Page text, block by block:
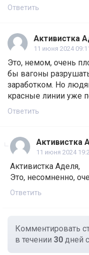
Ответить
Активистка
11 июня 2024
Это, немом, очень
бы вагоны
заработком. Но
красные линии уже
Ответить
Активистка
11 июня 2024
Активистка Аделя,
Это, несомненно,
Ответить
Комментировать
в течении 30 дней